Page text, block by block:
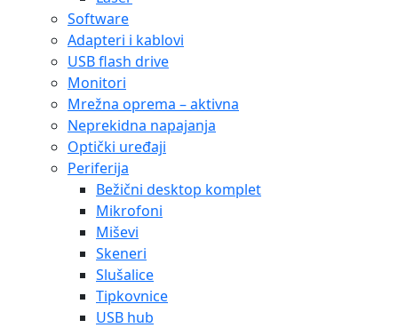
Software
Adapteri i kablovi
USB flash drive
Monitori
Mrežna oprema – aktivna
Neprekidna napajanja
Optički uređaji
Periferija
Bežični desktop komplet
Mikrofoni
Miševi
Skeneri
Slušalice
Tipkovnice
USB hub